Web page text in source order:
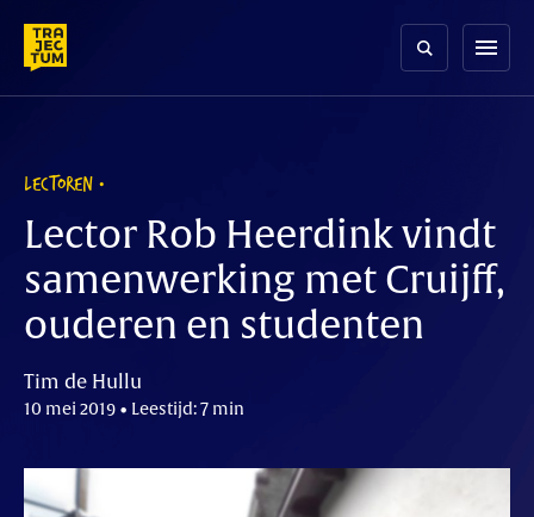
content
menu
LECTOREN
Lector Rob Heerdink vindt
samenwerking met Cruijff,
ouderen en studenten
Tim de Hullu
10 mei 2019 • Leestijd: 7 min